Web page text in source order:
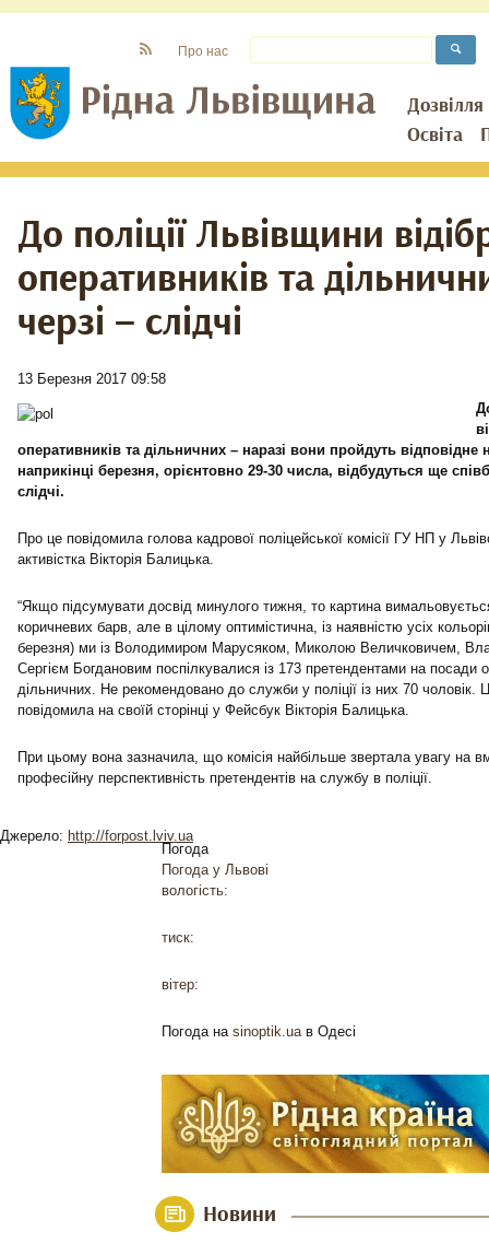
Дозвілля
Освіта
Про нас
До поліції Львівщини
оперативників та
черзі – слідчі
13 Березня 2017 09:58
оперативників та дільничних – наразі вони пройдуть
наприкінці березня, орієнтовно 29-30 числа, відбудуться ще
слідчі.
Про це повідомила голова кадрової поліцейської комісії ГУ НП у
активістка Вікторія Балицька.
“Якщо підсумувати досвід минулого тижня, то картина
коричневих барв, але в цілому оптимістична, із наявністю усіх
березня) ми із Володимиром Марусяком, Миколою Величковичем,
Сергієм Богдановим поспілкувалися із 173 претендентами на посади
дільничних. Не рекомендовано до служби у поліції із них 70 чоловік.
повідомила на своїй сторінці у Фейсбук Вікторія Балицька.
При цьому вона зазначила, що комісія найбільше звертала увагу на
професійну перспективність претендентів на службу в поліції.
Джерело: http://forpost.lviv.ua
Погода
Погода у Львові
вологість:
тиск:
вітер:
Погода на sinoptik.uaв Одесі
Новини